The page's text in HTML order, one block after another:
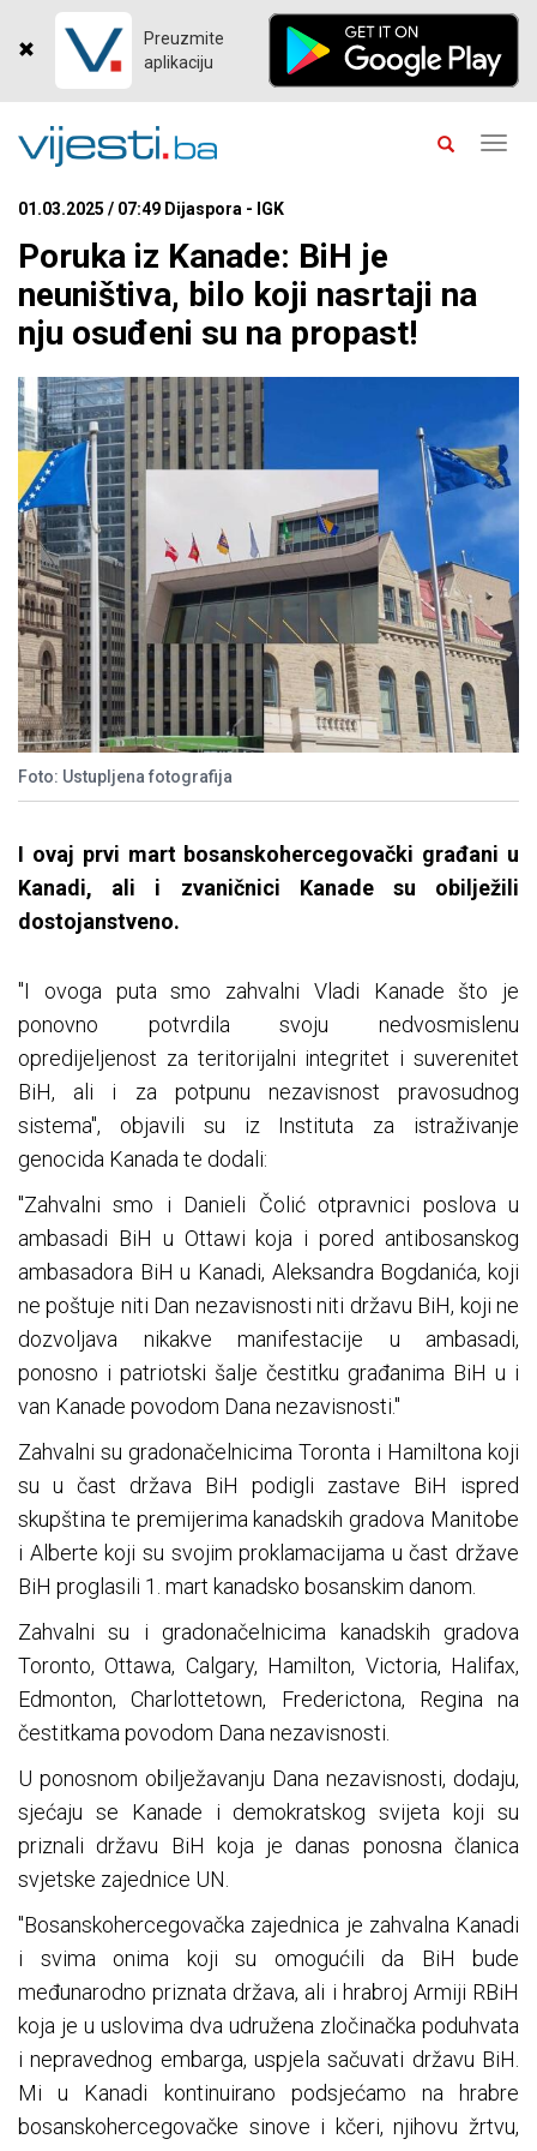
Preuzmite
aplikaciju
01.03.2025 / 07:49 Dijaspora - IGK
Poruka iz Kanade: BiH je
neuništiva, bilo koji nasrtaji na
nju osuđeni su na propast!
Foto: Ustupljena fotografija
I ovaj prvi mart bosanskohercegovački građani u
Kanadi, ali i zvaničnici Kanade su obilježili
dostojanstveno.
"I ovoga puta smo zahvalni Vladi Kanade što je
ponovno potvrdila svoju nedvosmislenu
opredijeljenost za teritorijalni integritet i suverenitet
BiH, ali i za potpunu nezavisnost pravosudnog
sistema", objavili su iz Instituta za istraživanje
genocida Kanada te dodali:
"Zahvalni smo i Danieli Čolić otpravnici poslova u
ambasadi BiH u Ottawi koja i pored antibosanskog
ambasadora BiH u Kanadi, Aleksandra Bogdanića, koji
ne poštuje niti Dan nezavisnosti niti državu BiH, koji ne
dozvoljava nikakve manifestacije u ambasadi,
ponosno i patriotski šalje čestitku građanima BiH u i
van Kanade povodom Dana nezavisnosti."
Zahvalni su gradonačelnicima Toronta i Hamiltona koji
su u čast država BiH podigli zastave BiH ispred
skupština te premijerima kanadskih gradova Manitobe
i Alberte koji su svojim proklamacijama u čast države
BiH proglasili 1. mart kanadsko bosanskim danom.
Zahvalni su i gradonačelnicima kanadskih gradova
Toronto, Ottawa, Calgary, Hamilton, Victoria, Halifax,
Edmonton, Charlottetown, Frederictona, Regina na
čestitkama povodom Dana nezavisnosti.
U ponosnom obilježavanju Dana nezavisnosti, dodaju,
sjećaju se Kanade i demokratskog svijeta koji su
priznali državu BiH koja je danas ponosna članica
svjetske zajednice UN.
"Bosanskohercegovačka zajednica je zahvalna Kanadi
i svima onima koji su omogućili da BiH bude
međunarodno priznata država, ali i hrabroj Armiji RBiH
koja je u uslovima dva udružena zločinačka poduhvata
i nepravednog embarga, uspjela sačuvati državu BiH.
Mi u Kanadi kontinuirano podsjećamo na hrabre
bosanskohercegovačke sinove i kčeri, njihovu žrtvu,